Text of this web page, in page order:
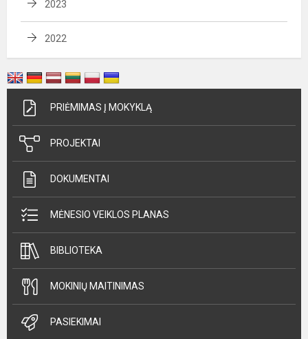
2023
2022
PRIĖMIMAS Į MOKYKLĄ
PROJEKTAI
DOKUMENTAI
MĖNESIO VEIKLOS PLANAS
BIBLIOTEKA
MOKINIŲ MAITINIMAS
PASIEKIMAI